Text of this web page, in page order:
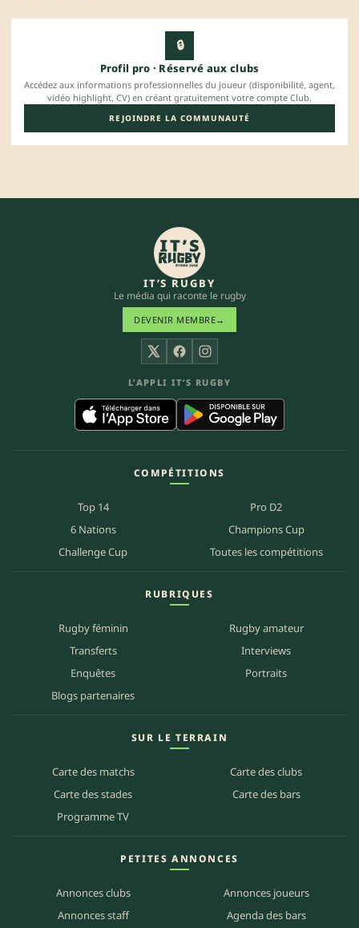
🔒
Profil pro · Réservé aux clubs
Accédez aux informations professionnelles du joueur (disponibilité, agent,
vidéo highlight, CV) en créant gratuitement votre compte Club.
REJOINDRE LA COMMUNAUTÉ
IT’S RUGBY
Le média qui raconte le rugby
DEVENIR MEMBRE→
X FacebookInstagram
L’APPLI IT’S RUGBY
COMPÉTITIONS
Top 14
Pro D2
6 Nations
Champions Cup
Challenge Cup
Toutes les compétitions
RUBRIQUES
Rugby féminin
Rugby amateur
Transferts
Interviews
Enquêtes
Portraits
Blogs partenaires
SUR LE TERRAIN
Carte des matchs
Carte des clubs
Carte des stades
Carte des bars
Programme TV
PETITES ANNONCES
Annonces clubs
Annonces joueurs
Annonces staff
Agenda des bars